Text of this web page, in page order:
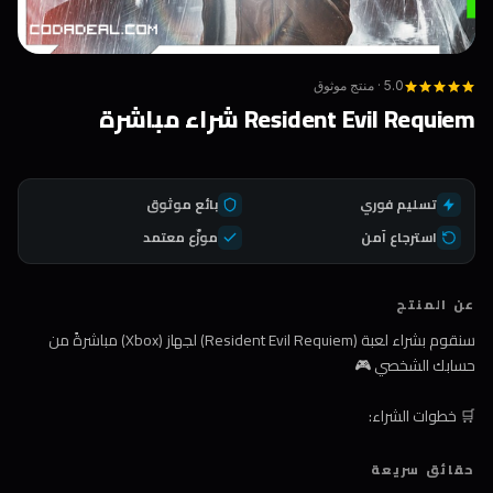
5.0 · منتج موثوق
Resident Evil Requiem شراء مباشرة
تسليم فوري
بائع موثوق
استرجاع آمن
موزّع معتمد
عن المنتج
سنقوم بشراء لعبة (Resident Evil Requiem) لجهاز (Xbox) مباشرةً من
حسابك الشخصي 🎮
🛒 خطوات الشراء:
1️⃣ اضغط على زر الشراء
حقائق سريعة